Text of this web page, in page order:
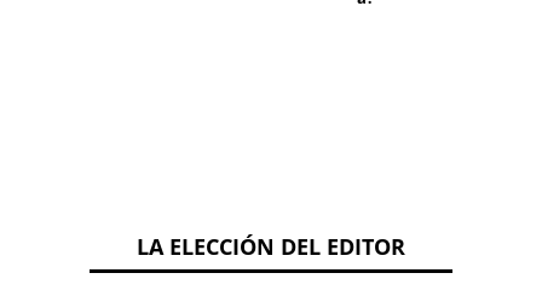
LA ELECCIÓN DEL EDITOR